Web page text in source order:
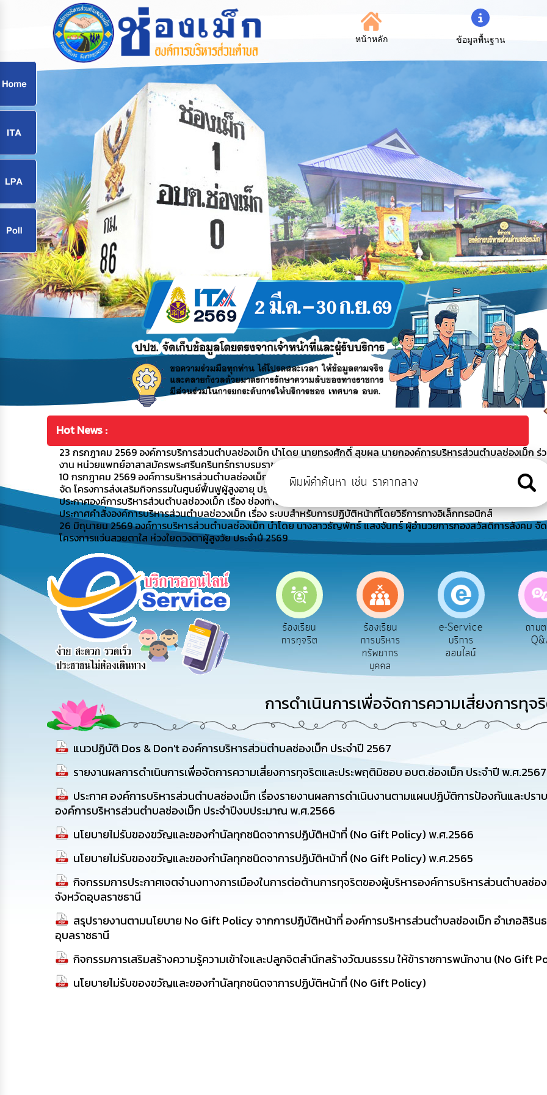
หน้าหลัก ข้อมูลพื้นฐาน
Hot News :
23 กรกฎาคม 2569 องค์การบริการส่วนตำบลช่องเม็ก นำโดย นายทรงศักดิ์ สุขผล นายกองค์การบริหารส่วนตำบลช่องเม็ก ร่
งาน หน่วยแพทย์อาสาสมัครพระศรีนครินทร์ทราบรมราชชนนี (พอ.สว.) ร่วมกับ หน่วยบริการอำเภอเคลื่อน
10 กรกฎาคม 2569 องค์การบริหารส่วนตำบลช่องเม็ก นำโดย นางสาวธัญพัทธ์ แสงจันทร์ ผู้อำนวยการกองสวัสดิการสังคม ไ
จัด โครงการส่งเสริมกิจกรรมในศูนย์ฟื้นฟูผู้สูงอายุ ประจำปี 2569
ประกาศองค์การบริหารส่วนตำบลช่อวงเม็ก เรื่อง ช่องทางอิเล็กทรอนิกส์สำหรับติดต่อองค์การบริหารส่วนตำบลช่องเม็ก
ประกาศคำสั่งองค์การบริหารส่วนตำบลช่อวงเม็ก เรื่อง ระบบสำหรับการปฏิบัติหน้าที่โดยวิธีการทางอิเล็กทรอนิกส์
26 มิถุนายน 2569 องค์การบริหารส่วนตำบลช่องเม็ก นำโดย นางสาวธัญพัทธ์ แสงจันทร์ ผู้อำนวยการกองสวัสดิการสังคม จัด
โครงการแว่นสวยตาใส ห่วงใยดวงตาผู้สูงวัย ประจำปี 2569
สายด่วนผู้
บริหาร
รับฟังความ
คิดเห็น
ประชาชน
ร้องเรียน
ร้องทุกข์
ร้องเรียน
การทุจริต
ร้องเรียน
การบริหาร
ทรัพยากร
บุคคล
e-Service
บริการ
ออนไลน์
ถาม
การดำเนินการเพื่อจัดการความเสี่ยงการทุจ
แนวปฏิบัติ Dos & Don't องค์การบริหารส่วนตำบลช่องเม็ก ประจำปี 2567
รายงานผลการดำเนินการเพื่อจัดการความเสี่ยงการทุจริตและประพฤติมิชอบ อบต.ช่องเม็ก ประจำปี พ.ศ.2567
ประกาศ องค์การบริหารส่วนตำบลช่องเม็ก เรื่องรายงานผลการดำเนินงานตามแผนปฏิบัติการป้องกันและปร
องค์การบริหารส่วนตำบลช่องเม็ก ประจำปีงบประมาณ พ.ศ.2566
นโยบายไม่รับของขวัญและของกำนัลทุกชนิดจาการปฏิบัติหน้าที่ (No Gift Policy) พ.ศ.2566
นโยบายไม่รับของขวัญและของกำนัลทุกชนิดจาการปฏิบัติหน้าที่ (No Gift Policy) พ.ศ.2565
กิจกรรมการประกาศเจตจำนงทางการเมืองในการต่อต้านการทุจริตของผู้บริหารองค์การบริหารส่วนตำบลช่อ
จังหวัดอุบลราชธานี
สรุปรายงานตามนโยบาย No Gift Policy จากการปฎิบัติหน้าที่ องค์การบริหารส่วนตำบลช่องเม็ก อำเภอสิริน
อุบลราชธานี
กิจกรรมการเสริมสร้างความรู้ความเข้าใจและปลูกจิตสำนึกสร้างวัฒนธรรม ให้ข้าราชการพนักงาน (No Gift
นโยบายไม่รับของขวัญและของกำนัลทุกชนิดจาการปฏิบัติหน้าที่ (No Gift Policy)